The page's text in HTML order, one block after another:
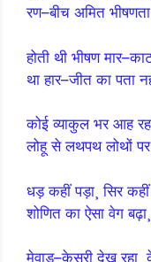
रण–बीच अमित
होती थी भीषण
था हार–जीत का पता
कोई व्याकुल भर आह
लोहू से लथपथ लोथों
धड़ कहीं पड़ा¸ सिर
शोणित का ऐसा वेग
मेवाड़–केसरी देख